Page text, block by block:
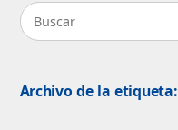
Archivo de la etiqueta: